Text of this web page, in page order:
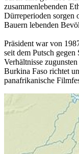
zusammenlebenden
Dürreperioden sorgen
Bauern lebenden
Präsident war von
seit dem Putsch
Verhältnisse
Burkina Faso richtet
panafrikanische